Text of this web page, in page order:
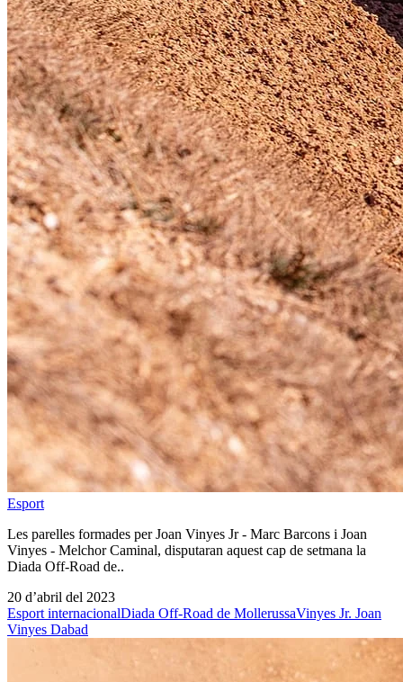
Esport
Les parelles formades per Joan Vinyes Jr - Marc Barcons i Joan
Vinyes - Melchor Caminal, disputaran aquest cap de setmana la
Diada Off-Road de..
20 d’abril del 2023
Esport internacionalDiada Off-Road de MollerussaVinyes Jr. Joan
Vinyes Dabad